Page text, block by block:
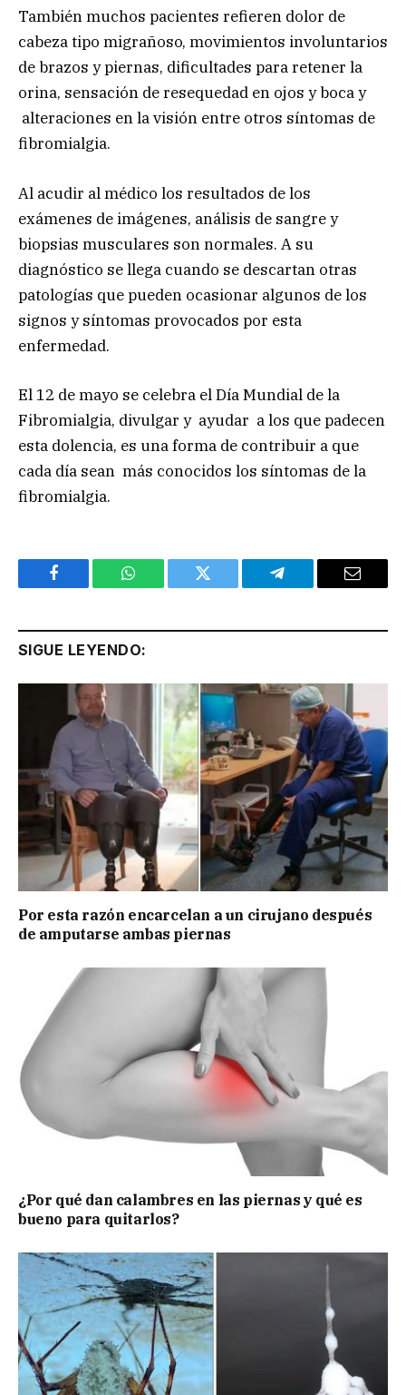
También muchos pacientes refieren dolor de
cabeza tipo migrañoso, movimientos involuntarios
de brazos y piernas, dificultades para retener la
orina, sensación de resequedad en ojos y boca y
alteraciones en la visión entre otros síntomas de
fibromialgia.
Al acudir al médico los resultados de los
exámenes de imágenes, análisis de sangre y
biopsias musculares son normales. A su
diagnóstico se llega cuando se descartan otras
patologías que pueden ocasionar algunos de los
signos y síntomas provocados por esta
enfermedad.
El 12 de mayo se celebra el Día Mundial de la
Fibromialgia, divulgar y ayudar a los que padecen
esta dolencia, es una forma de contribuir a que
cada día sean más conocidos los síntomas de la
fibromialgia.
Facebook WhatsApp Twitter Telegram Email
SIGUE LEYENDO:
Por esta razón encarcelan a un cirujano después
de amputarse ambas piernas
¿Por qué dan calambres en las piernas y qué es
bueno para quitarlos?